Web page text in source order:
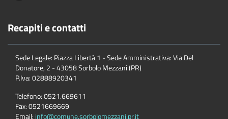
Recapiti e contatti
Sede Legale: Piazza Libertà 1 - Sede Amministrativa: Via Del
Donatore, 2 - 43058 Sorbolo Mezzani (PR)
P.Iva:02888920341
Telefono:0521.669611
Fax:0521669669
Email: info@comune.sorbolomezzani.pr.it